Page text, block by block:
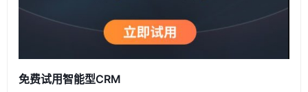
免费试用智能型CRM